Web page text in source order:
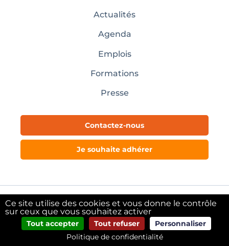
Actualités
Agenda
Emplois
Formations
Presse
Contactez-nous
Je souhaite adhérer
Mentions légales
@copyright Pôle Textile Alsace – 2024
Ce site utilise des cookies et vous donne le contrôle
sur ceux que vous souhaitez activer
Tout accepter Tout refuser
Personnaliser
Politique de confidentialité